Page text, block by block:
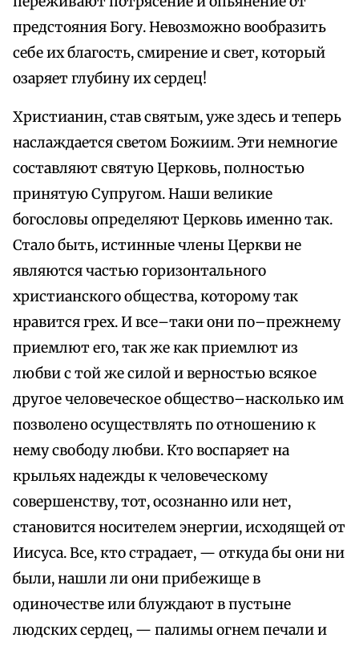
предстояния Богу. Невозможно вообразить
себе их благость, смирение и свет, который
озаряет глубину их сердец!
Христианин, став святым, уже здесь и теперь
наслаждается светом Божиим. Эти немногие
составляют святую Церковь, полностью
принятую Супругом. Наши великие
богословы определяют Церковь именно так.
Стало быть, истинные члены Церкви не
являются частью горизонтального
христианского общества, которому так
нравится грех. И все–таки они по–прежнему
приемлют его, так же как приемлют из
любви с той же силой и верностью всякое
другое человеческое общество–насколько им
позволено осуществлять по отношению к
нему свободу любви. Кто воспаряет на
крыльях надежды к человеческому
совершенству, тот, осознанно или нет,
становится носителем энергии, исходящей от
Иисуса. Все, кто страдает, — откуда бы они ни
были, нашли ли они прибежище в
одиночестве или блуждают в пустыне
людских сердец, — палимы огнем печали и